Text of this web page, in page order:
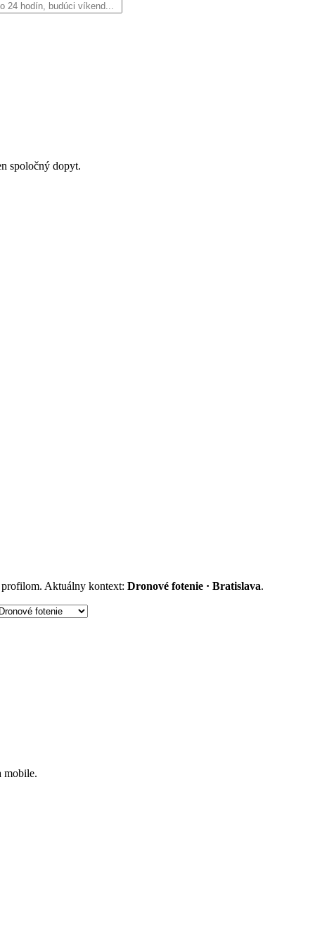
spoločný dopyt.
Aktuálny kontext: Dronové fotenie · Bratislava.
mobile.